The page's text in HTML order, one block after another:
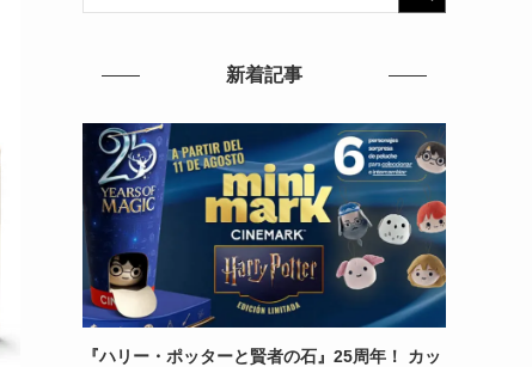
新着記事
『ハリー・ポッターと賢者の石』25周年！ カッ